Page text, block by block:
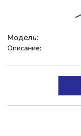
Модель:
Описание: